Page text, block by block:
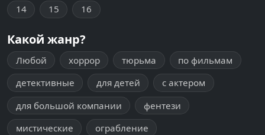
14
15 16
Какой жанр?
Любой хоррор тюрьма
по фильмам
детективные
для детей
с актером
для большой компании
фентези
мистические
ограбление